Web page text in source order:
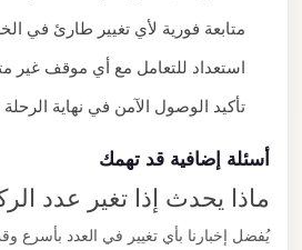
متابعة فورية لأي تغيير طارئ في
استعداد للتعامل مع أي موقف غير
تأكيد الوصول الآمن في نهاية الرحلة
أسئلة إضافية قد تهمك
ماذا يحدث إذا تغير عدد
يُفضل إخبارنا بأي تغيير في العدد بأسرع